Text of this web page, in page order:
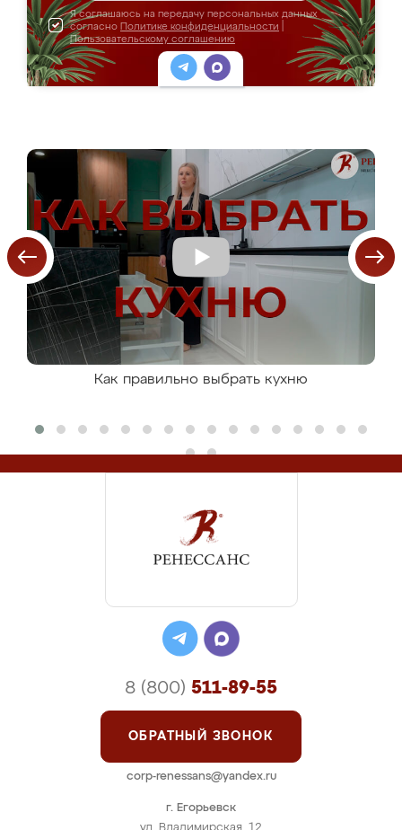
Я соглашаюсь на передачу персональных данных
согласно Политике конфиденциальности
Пользовательскому соглашению
Как правильно выбрать кухню
г. Егорьевск
8 (800) 511-89-55
ОБРАТНЫЙ ЗВОНОК
corp-renessans@yandex.ru